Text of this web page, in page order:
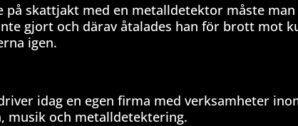
på skattjakt med en metalldetektor måste
gjort och därav åtalades han för brott mot
igen.
idag en egen firma med verksamheter
musik och metalldetektering.